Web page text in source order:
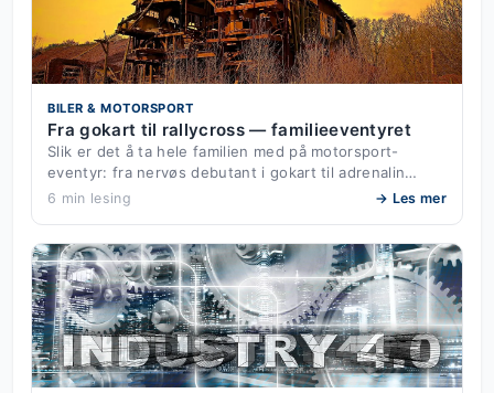
BILER & MOTORSPORT
Fra gokart til rallycross — familieeventyret
Slik er det å ta hele familien med på motorsport-
eventyr: fra nervøs debutant i gokart til adrenalin…
6 min lesing → Les mer